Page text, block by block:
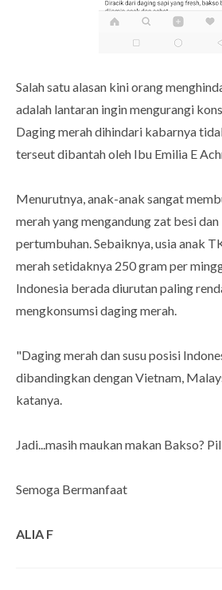
Salah satu alasan kini orang
adalah lantaran ingin mengurangi
Daging merah dihindari kabarnya
terseut dibantah oleh Ibu Emilia E
Menurutnya, anak-anak sangat
merah yang mengandung zat besi
pertumbuhan. Sebaiknya, usia anak
merah setidaknya 250 gram per
Indonesia berada diurutan paling
mengkonsumsi daging merah.
"Daging merah dan susu posisi
dibandingkan dengan Vietnam,
katanya.
Jadi...masih maukan makan Bakso?
Semoga Bermanfaat
ALIA F